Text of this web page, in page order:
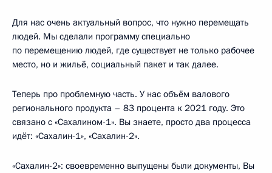
Для нас очень актуальный вопрос, что нужно перемещать
людей. Мы сделали программу специально
по перемещению людей, где существует не только рабочее
место, но и жильё, социальный пакет и так далее.
Теперь про проблемную часть. У нас объём валового
регионального продукта – 83 процента к 2021 году. Это
связано с «Сахалином-1». Вы знаете, просто два процесса
идёт: «Сахалин-1», «Сахалин-2».
«Сахалин-2»: своевременно выпущены были документы, Вы